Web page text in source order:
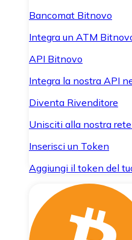
Bancomat Bitnovo
Integra un ATM
API Bitnovo
Integra la nostra API
Diventa Rivenditore
Unisciti alla nostra
Inserisci un Token
Aggiungi il token del